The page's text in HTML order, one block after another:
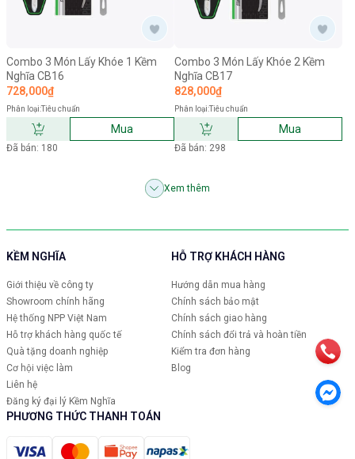
Combo 3 Món Lấy Khóe 1 Kềm
Nghĩa CB16
728,000₫
Phân loại:Tiêu chuẩn
Mua
Đã bán: 180
Combo 3 Món Lấy Khóe 2 Kềm
Nghĩa CB17
828,000₫
Phân loại:Tiêu chuẩn
Mua
Đã bán: 298
Xem thêm
KỀM NGHĨA
Giới thiệu về công ty
Showroom chính hãng
Hệ thống NPP Việt Nam
Hỗ trợ khách hàng quốc tế
Quà tặng doanh nghiệp
Cơ hội việc làm
Liên hệ
Đăng ký đại lý Kềm Nghĩa
HỖ TRỢ KHÁCH HÀNG
Hướng dẫn mua hàng
Chính sách bảo mật
Chính sách giao hàng
Chính sách đổi trả và hoàn tiền
Kiểm tra đơn hàng
Blog
PHƯƠNG THỨC THANH TOÁN